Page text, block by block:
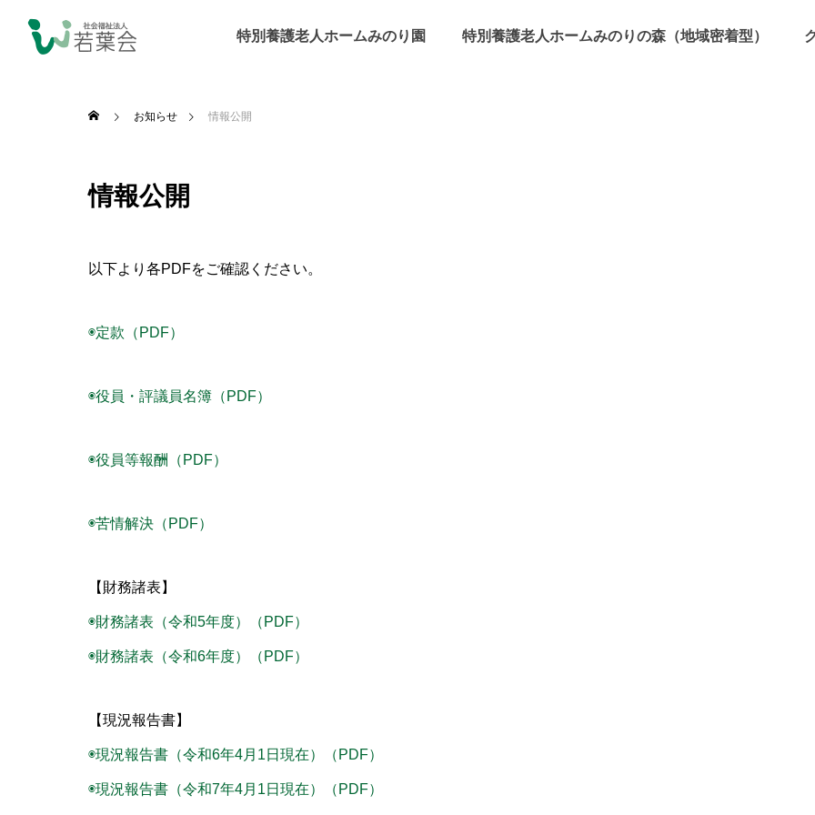
特別養護老人ホームみのり園 特別養護老人ホームみのりの森（地域密着型）
お知らせ 情報公開
情報公開
以下より各PDFをご確認ください。
◉定款（PDF）
◉役員・評議員名簿（PDF）
◉役員等報酬 （PDF）
◉苦情解決（PDF）
【財務諸表】
◉財務諸表（令和5年度）（PDF）
◉財務諸表（令和6年度）（PDF）
【現況報告書】
◉現況報告書（令和6年4月1日現在）（PDF）
◉現況報告書（令和7年4月1日現在）（PDF）